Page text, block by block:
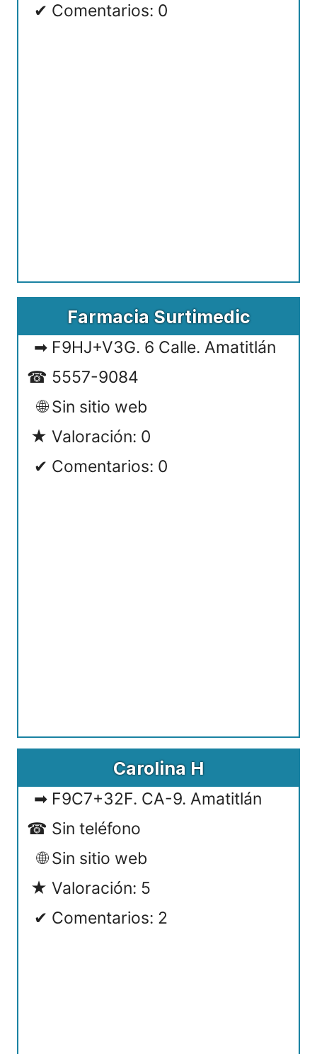
Comentarios: 0
Farmacia Surtimedic
F9HJ+V3G. 6 Calle. Amatitlán
5557-9084
Sin sitio web
Valoración: 0
Comentarios: 0
Carolina H
F9C7+32F. CA-9. Amatitlán
Sin teléfono
Sin sitio web
Valoración: 5
Comentarios: 2